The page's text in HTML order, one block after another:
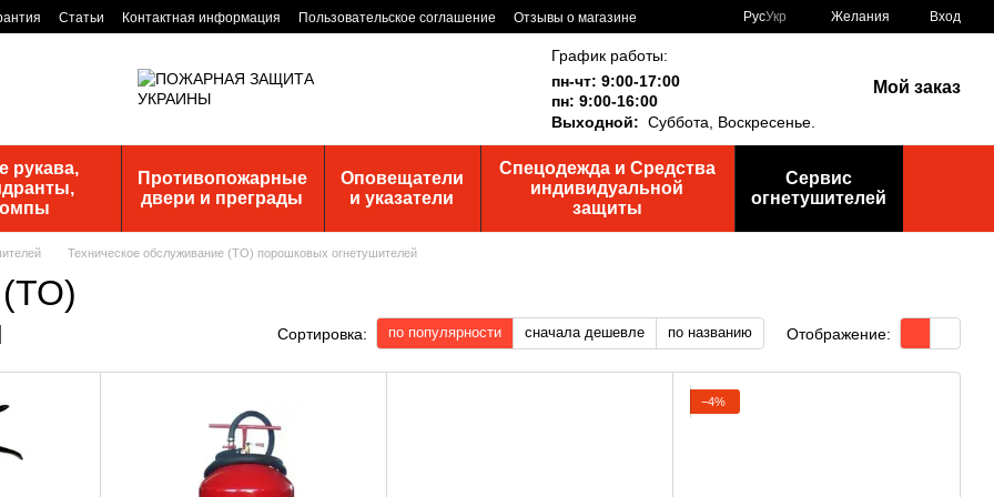
Статьи Контактная информация Пользовательское соглашение
Отзывы о магазине
РусУкр Желания Вход
График работы:
пн-чт: 9:00-17:00
пн: 9:00-16:00
Выходной: Суббота, Воскресенье.
Мой заказ
рукава,
Противопожарные
двери и преграды
Оповещатели
и указатели
Спецодежда и Средства
индивидуальной
защиты
Сервис
огнетушителей
Техническое обслуживание (ТО) порошковых огнетушителей
(ТО)
Сортировка: по популярности сначала дешевле по названию Отображение:
−4%